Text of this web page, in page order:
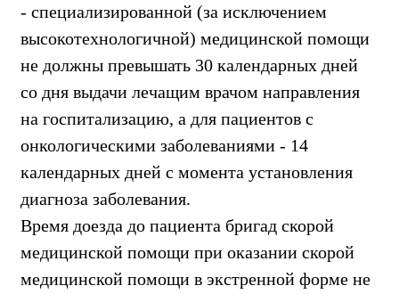
- специализированной (за исключением
высокотехнологичной) медицинской помощи
не должны превышать 30 календарных дней
со дня выдачи лечащим врачом направления
на госпитализацию, а для пациентов с
онкологическими заболеваниями - 14
календарных дней с момента установления
диагноза заболевания.
Время доезда до пациента бригад скорой
медицинской помощи при оказании скорой
медицинской помощи в экстренной форме не